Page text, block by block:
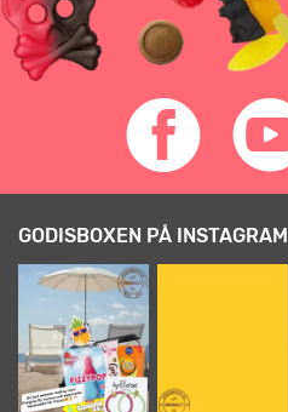
GODISBOXEN PÅ INSTAGRAM